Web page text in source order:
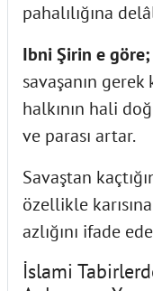
pahalılığına
Ibni Şirin e göre;
savaşanın
halkının hali
ve parası artar.
Savaştan
özellikle
azlığını ifade
İslami